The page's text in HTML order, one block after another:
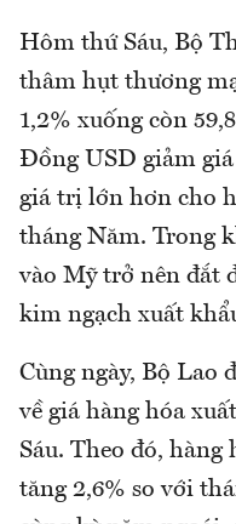
Hôm thứ Sáu, Bộ
thâm hụt thương
1,2% xuống còn
Đồng USD giảm
giá trị lớn hơn cho
tháng Năm. Trong
vào Mỹ trở nên đắt
kim ngạch xuất
Cùng ngày, Bộ Lao
về giá hàng hóa
Sáu. Theo đó, hàng
tăng 2,6% so với